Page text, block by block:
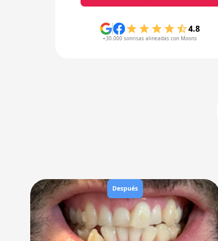
4.8
+30.000 sonrisas alineadas con Moons
Antes
Después